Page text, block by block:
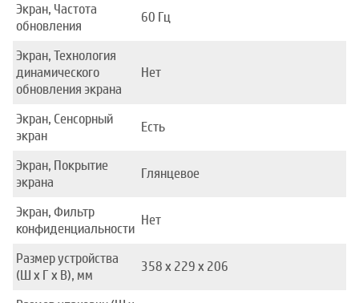
Экран, Частота
обновления
60 Гц
Экран, Технология
динамического
обновления экрана
Нет
Экран, Сенсорный
экран
Есть
Экран, Покрытие
экрана
Глянцевое
Экран, Фильтр
конфиденциальности
Нет
Размер устройства
(Ш x Г x В), мм
358 x 229 x 206